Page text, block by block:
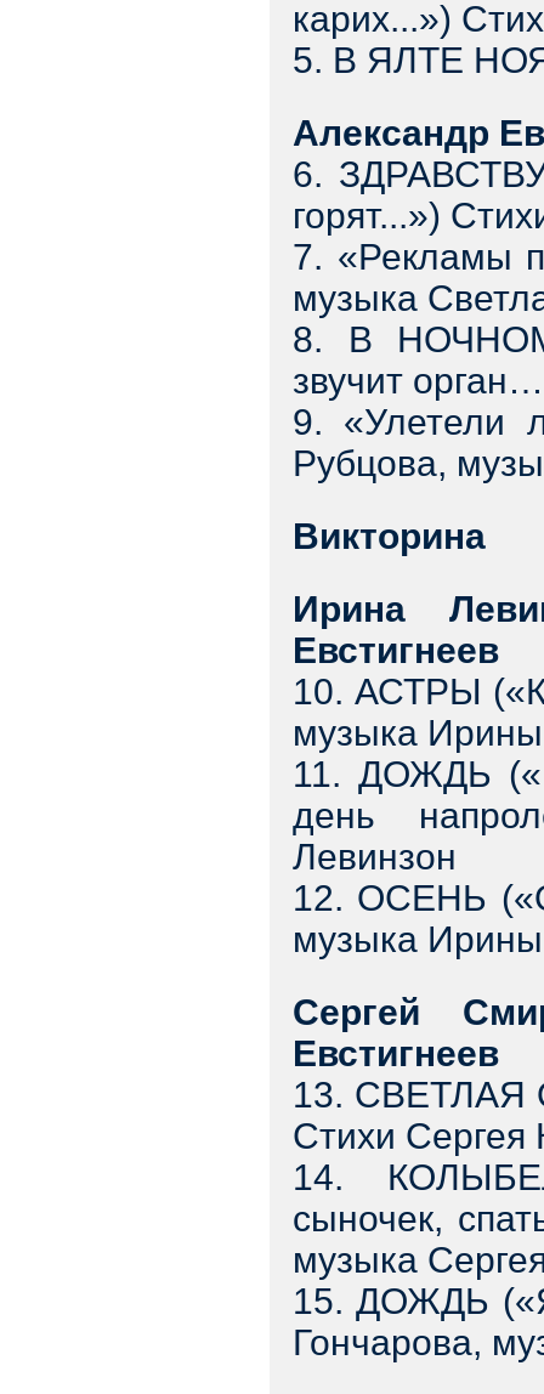
карих...»)
5. В ЯЛТЕ
Александр
6.
горят...»)
7. «Рекламы
музыка
8. В
звучит
9. «Улетели
Рубцова,
Викторина
Ирина
Евстигнеев
10. АСТРЫ
музыка
11. ДОЖДЬ
день
Левинзон
12. ОСЕНЬ
музыка
Сергей
Евстигнеев
13. СВЕТЛАЯ
Стихи
14.
сыночек,
музыка
15. ДОЖДЬ
Гончарова,